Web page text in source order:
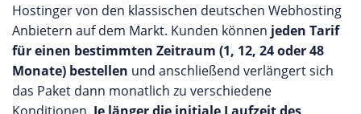
Hostinger von den klassischen deutschen Webhosting
Anbietern auf dem Markt. Kunden können jeden Tarif
für einen bestimmten Zeitraum (1, 12, 24 oder 48
Monate) bestellen und anschließend verlängert sich
das Paket dann monatlich zu verschiedene
Konditionen. Je länger die initiale Laufzeit des